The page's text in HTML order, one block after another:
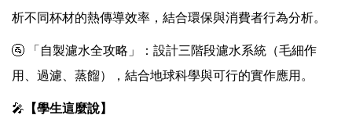
析不同杯材的熱傳導效率，結合環保與消費者行為分析。
🚰 「自製濾水全攻略」：設計三階段濾水系統（毛細作
用、過濾、蒸餾），結合地球科學與可行的實作應用。
🎤 【學生這麼說】